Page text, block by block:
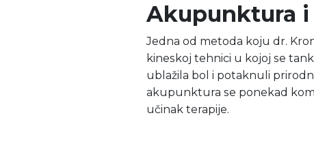
Akupunktura i
Jedna od metoda koju dr.
kineskoj tehnici u kojoj se
ublažila bol i potaknuli
akupunktura se ponekad
učinak terapije.